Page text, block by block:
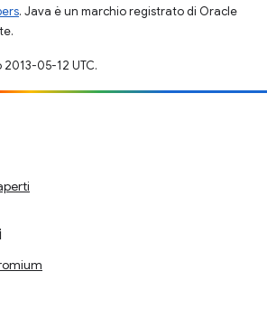
. Java è un marchio registrato di Oracle
05-12 UTC.